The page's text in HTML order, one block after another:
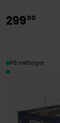
29900
På nettlager